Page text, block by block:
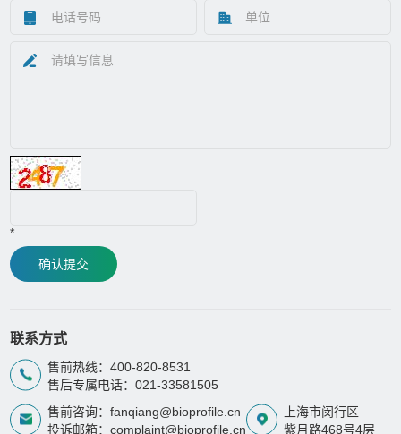
*
确认提交
联系方式
售前热线：400-820-8531
售后专属电话：021-33581505
售前咨询：fanqiang@bioprofile.cn
投诉邮箱：complaint@bioprofile.cn
上海市闵行区
紫月路468号4层